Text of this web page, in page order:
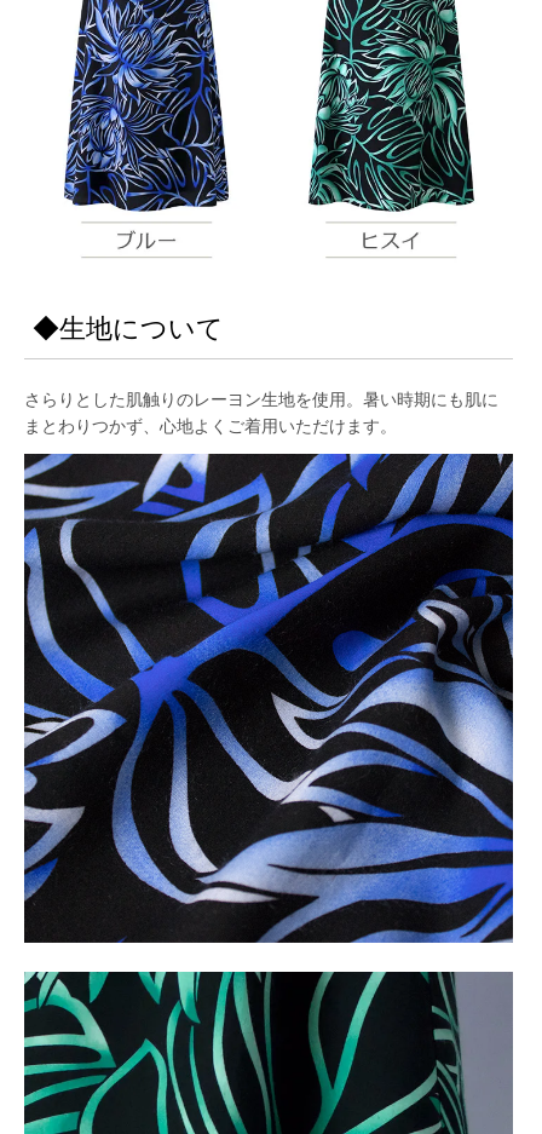
◆生地について
さらりとした肌触りのレーヨン生地を使用。暑い時期にも肌に
まとわりつかず、心地よくご着用いただけます。